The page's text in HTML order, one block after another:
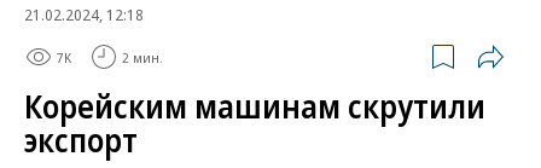
21.02.2024, 12:18
7K 2 мин.
Корейским машинам скрутили
экспорт